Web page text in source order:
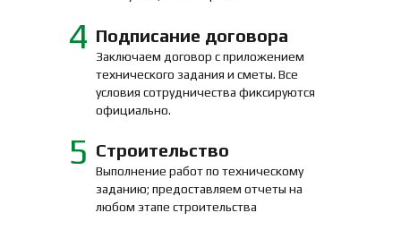
Подписание договора
Заключаем договор с приложением
технического задания и сметы. Все
условия сотрудничества фиксируются
официально.
4
Строительство
Выполнение работ по техническому
заданию; предоставляем отчеты на
любом этапе строительства
5